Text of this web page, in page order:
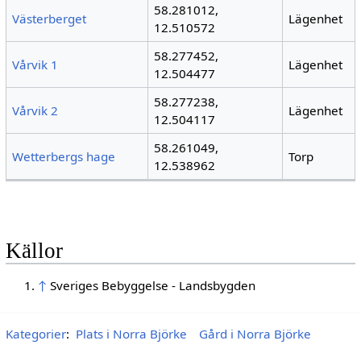
Västerberget
58.281012,
12.510572
Lägenhet
Vårvik 1
58.277452,
12.504477
Lägenhet
Vårvik 2
58.277238,
12.504117
Lägenhet
Wetterbergs hage
58.261049,
12.538962
Torp
Källor
↑ Sveriges Bebyggelse - Landsbygden
Kategorier: Plats i Norra Björke Gård i Norra Björke